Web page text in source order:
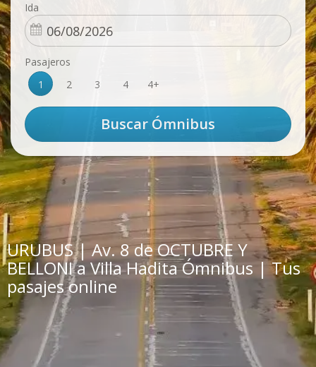
Ida
Pasajeros
1
2 3 4 4+
URUBUS | Av. 8 de OCTUBRE Y
BELLONI a Villa Hadita Ómnibus | Tus
pasajes online